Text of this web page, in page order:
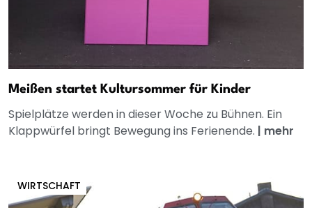
Meißen startet Kultursommer für Kinder
Spielplätze werden in dieser Woche zu Bühnen. Ein
Klappwürfel bringt Bewegung ins Ferienende. | mehr
WIRTSCHAFT